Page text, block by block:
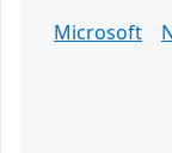
Microsoft